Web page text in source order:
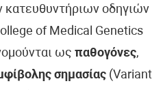
κατευθυντήριων οδηγιών
of Medical Genetics
ωςπαθογόνες,
σημασίας (Variant